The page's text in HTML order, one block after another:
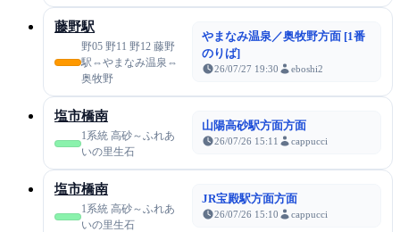
藤野駅
野05 野11 野12 藤野
駅⇔やまなみ温泉⇔
奥牧野
やまなみ温泉／奥牧野方面 [1番
のりば]
26/07/27 19:30 eboshi2
塩市橋南
1系統 高砂～ふれあ
いの里生石
山陽高砂駅方面方面
26/07/26 15:11 cappucci
塩市橋南
1系統 高砂～ふれあ
いの里生石
JR宝殿駅方面方面
26/07/26 15:10 cappucci